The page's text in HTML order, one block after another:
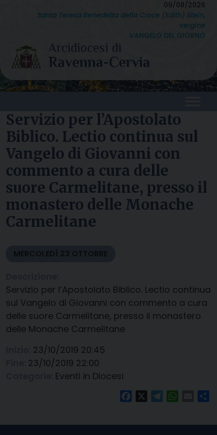
09/08/2026
Santa Teresa Benedetta della Croce (Edith) Stein,
vergine
VANGELO DEL GIORNO
Servizio per l’Apostolato
Biblico. Lectio continua sul
Vangelo di Giovanni con
commento a cura delle
suore Carmelitane, presso il
monastero delle Monache
Carmelitane
MERCOLEDÌ 23 OTTOBRE
Servizio per l’Apostolato Biblico. Lectio continua
sul Vangelo di Giovanni con commento a cura
delle suore Carmelitane, presso il monastero
delle Monache Carmelitane
23/10/2019 20:45
23/10/2019 22:00
Eventi in Diocesi
FacebookTelegram Email